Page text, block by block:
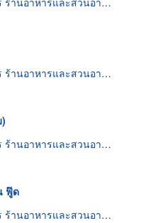
านอาหารและสวนอาหาร
านอาหารและสวนอาหาร
ฟู๊ด
านอาหารและสวนอาหาร